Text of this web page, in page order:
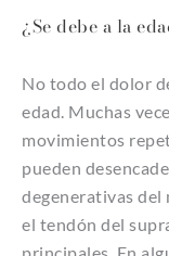
¿Se debe a la
No todo el dolor
edad. Muchas
movimientos
pueden
degenerativas del
el tendón del